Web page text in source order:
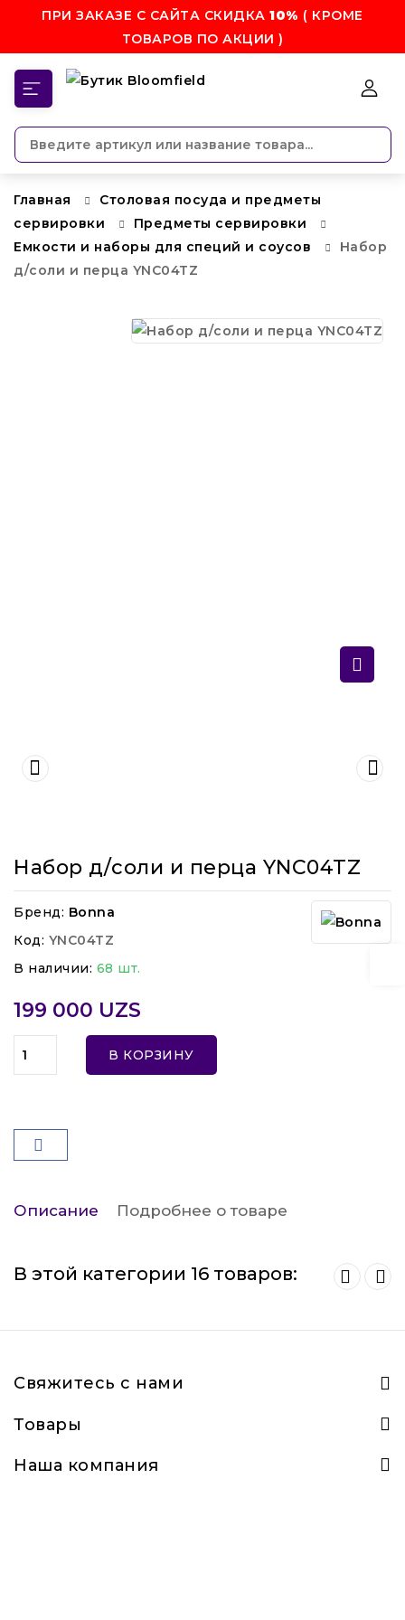
ПРИ ЗАКАЗЕ С САЙТА СКИДКА10% ( КРОМЕ
ТОВАРОВ ПО АКЦИИ )
Главная
Столовая посуда и предметы
сервировки
Предметы сервировки
Емкости и наборы для специй и соусов
Набор
д/соли и перца YNC04TZ
Набор д/соли и перца YNC04TZ
Бренд: Bonna
Код: YNC04TZ
В наличии: 68 шт.
199 000 UZS
В КОРЗИНУ
Описание Подробнее о товаре
В этой категории 16 товаров:
Свяжитесь с нами
Товары
Наша компания